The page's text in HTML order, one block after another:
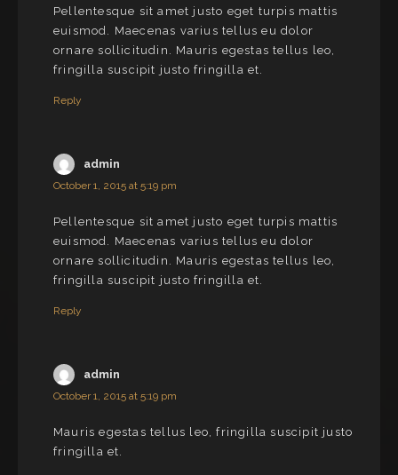
Pellentesque sit amet justo eget turpis mattis
euismod. Maecenas varius tellus eu dolor
ornare sollicitudin. Mauris egestas tellus leo,
fringilla suscipit justo fringilla et.
Reply
admin
October 1, 2015 at 5:19 pm
Pellentesque sit amet justo eget turpis mattis
euismod. Maecenas varius tellus eu dolor
ornare sollicitudin. Mauris egestas tellus leo,
fringilla suscipit justo fringilla et.
Reply
admin
October 1, 2015 at 5:19 pm
Mauris egestas tellus leo, fringilla suscipit justo
fringilla et.